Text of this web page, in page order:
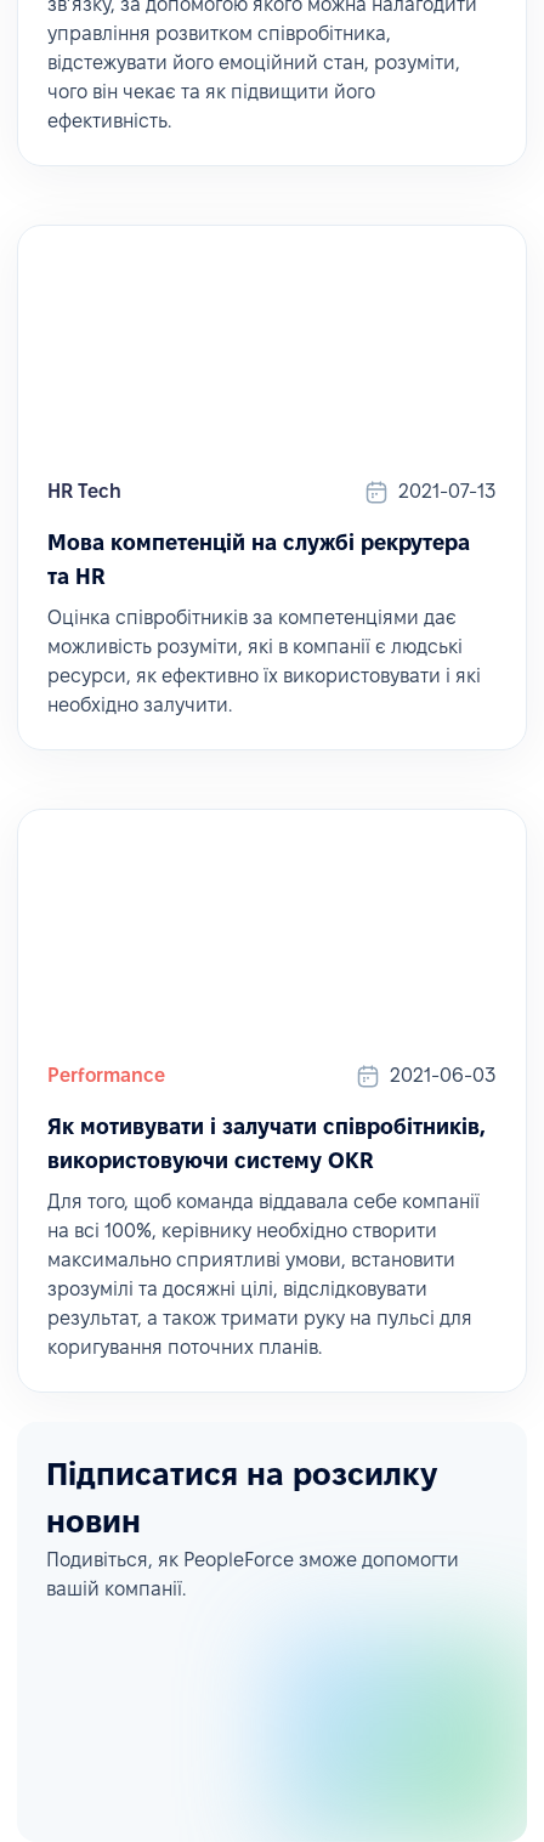
зв’язку, за допомогою якого можна налагодити
управління розвитком співробітника,
відстежувати його емоційний стан, розуміти,
чого він чекає та як підвищити його
ефективність.
HR Tech 2021-07-13
Мова компетенцій на службі рекрутера
та HR
Оцінка співробітників за компетенціями дає
можливість розуміти, які в компанії є людські
ресурси, як ефективно їх використовувати і які
необхідно залучити.
Performance 2021-06-03
Як мотивувати і залучати співробітників,
використовуючи систему OKR
Для того, щоб команда віддавала себе компанії
на всі 100%, керівнику необхідно створити
максимально сприятливі умови, встановити
зрозумілі та досяжні цілі, відслідковувати
результат, а також тримати руку на пульсі для
коригування поточних планів.
Підписатися на розсилку
новин
Подивіться, як PeopleForce зможе допомогти
вашій компанії.